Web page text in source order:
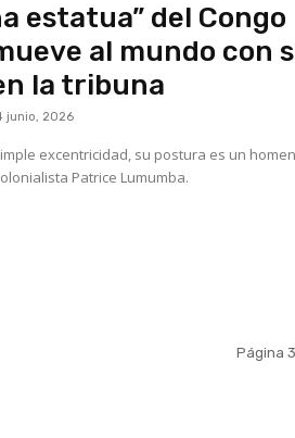
estatua” del Congo
al mundo con
la tribuna
junio, 2026
excentricidad, su postura es un
Patrice Lumumba.
Página